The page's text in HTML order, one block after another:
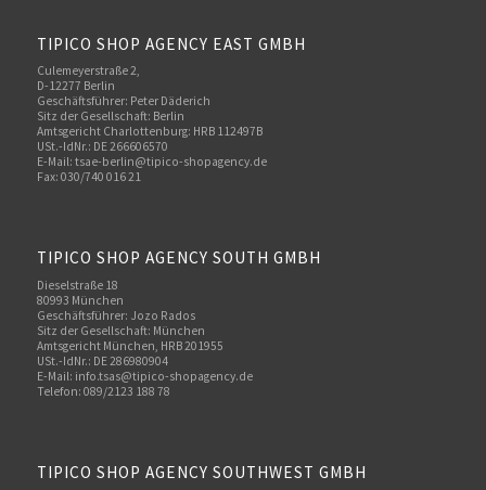
TIPICO SHOP AGENCY EAST GMBH
Culemeyerstraße 2,
D-12277 Berlin
Geschäftsführer: Peter Däderich
Sitz der Gesellschaft: Berlin
Amtsgericht Charlottenburg: HRB 112497B
USt.-IdNr.: DE 266606570
E-Mail: tsae-berlin@tipico-shopagency.de
Fax: 030/740 016 21
TIPICO SHOP AGENCY SOUTH GMBH
Dieselstraße 18
80993 München
Geschäftsführer: Jozo Rados
Sitz der Gesellschaft: München
Amtsgericht München, HRB 201955
USt.-IdNr.: DE 286980904
E-Mail: info.tsas@tipico-shopagency.de
Telefon: 089/2123 188 78
TIPICO SHOP AGENCY SOUTHWEST GMBH